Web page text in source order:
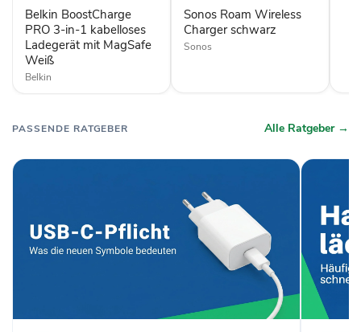
kabelloses
Ladegerät
mit
MagSafe
Weiß
Belkin BoostCharge
PRO 3-in-1 kabelloses
Ladegerät mit MagSafe
Weiß
Belkin
Sonos Roam Wireless
Charger schwarz
Sonos
PASSENDE RATGEBER Alle Ratgeber →